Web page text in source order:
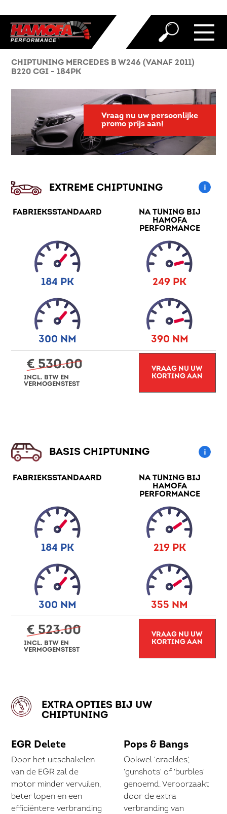
CHIPTUNING MERCEDES B W246 (VANAF 2011)
B220 CGI - 184PK
Vraag nu uw persoonlijke
promo prijs aan!
EXTREME CHIPTUNING
FABRIEKSSTANDAARD
NA TUNING BIJ
HAMOFA
PERFORMANCE
184 PK
300 NM
249 PK
390 NM
€ 530.00
INCL. BTW EN
VERMOGENSTEST
VRAAG NU UW
KORTING AAN
BASIS CHIPTUNING
FABRIEKSSTANDAARD
NA TUNING BIJ
HAMOFA
PERFORMANCE
184 PK
300 NM
219 PK
355 NM
€ 523.00
INCL. BTW EN
VERMOGENSTEST
VRAAG NU UW
KORTING AAN
EXTRA OPTIES BIJ UW
CHIPTUNING
EGR Delete
Door het uitschakelen
van de EGR zal de
motor minder vervuilen,
beter lopen en een
efficiëntere verbranding
Pops & Bangs
Ookwel 'crackles',
'gunshots' of 'burbles'
genoemd. Veroorzaakt
door de extra
verbranding van